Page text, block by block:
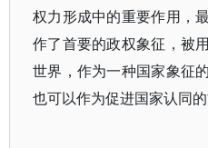
权力形成中的重要作用，
作了首要的政权象征，被
世界，作为一种国家象征
也可以作为促进国家认同的